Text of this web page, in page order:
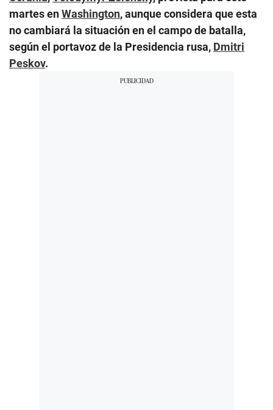
martes enWashington, aunque considera que esta
no cambiará la situación en el campo de batalla,
según el portavoz de la Presidencia rusa, Dmitri
Peskov.